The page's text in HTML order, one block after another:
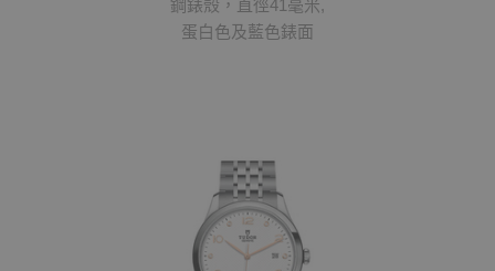
鋼錶殼，直徑41毫米,
蛋白色及藍色錶面